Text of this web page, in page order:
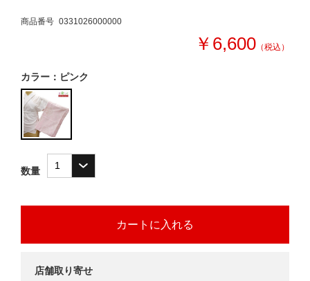
商品番号 0331026000000
￥6,600 （税込）
カラー：ピンク
数量
店舗取り寄せ